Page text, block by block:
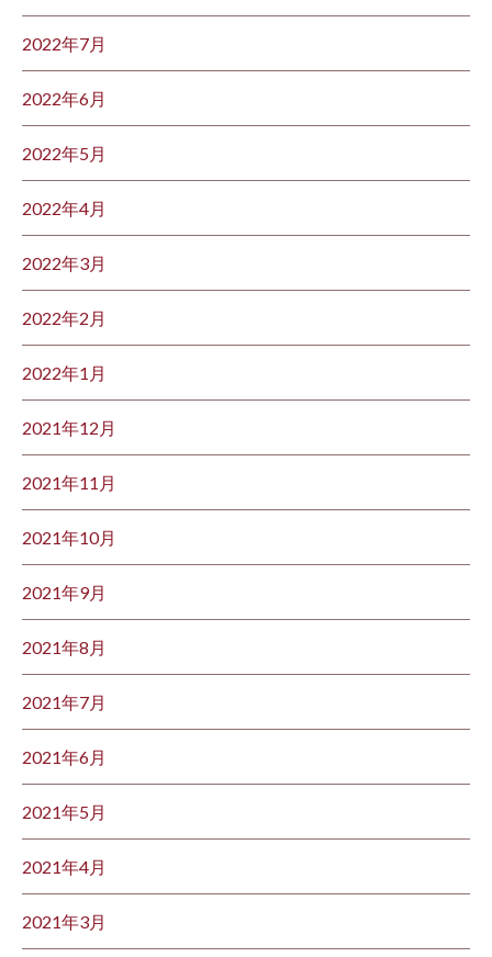
2022年7月
2022年6月
2022年5月
2022年4月
2022年3月
2022年2月
2022年1月
2021年12月
2021年11月
2021年10月
2021年9月
2021年8月
2021年7月
2021年6月
2021年5月
2021年4月
2021年3月